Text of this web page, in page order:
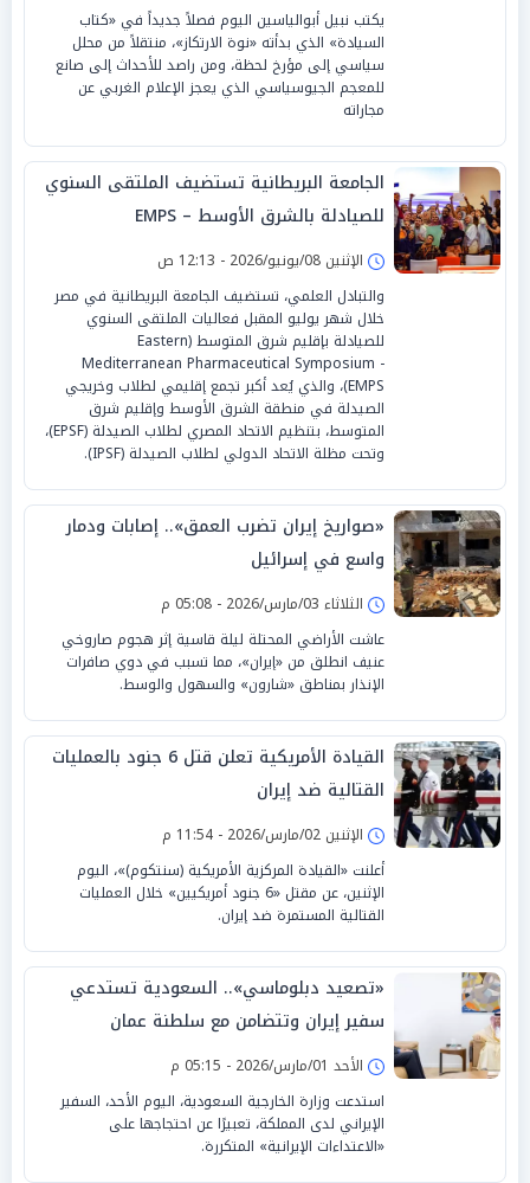
يكتب نبيل أبوالياسين اليوم فصلاً جديداً في «كتاب
السيادة» الذي بدأته «نوة الارتكاز»، منتقلاً من محلل
سياسي إلى مؤرخ لحظة، ومن راصد للأحداث إلى صانع
للمعجم الجيوسياسي الذي يعجز الإعلام الغربي عن
مجاراته
الجامعة البريطانية تستضيف الملتقى السنوي
للصيادلة بالشرق الأوسط – EMPS
الإثنين 08/يونيو/2026 - 12:13 ص
والتبادل العلمي، تستضيف الجامعة البريطانية في مصر
خلال شهر يوليو المقبل فعاليات الملتقى السنوي
للصيادلة بإقليم شرق المتوسط (Eastern
Mediterranean Pharmaceutical Symposium -
EMPS)، والذي يُعد أكبر تجمع إقليمي لطلاب وخريجي
الصيدلة في منطقة الشرق الأوسط وإقليم شرق
المتوسط، بتنظيم الاتحاد المصري لطلاب الصيدلة (EPSF)،
وتحت مظلة الاتحاد الدولي لطلاب الصيدلة (IPSF).
«صواريخ إيران تضرب العمق».. إصابات ودمار
واسع في إسرائيل
الثلاثاء 03/مارس/2026 - 05:08 م
عاشت الأراضي المحتلة ليلة قاسية إثر هجوم صاروخي
عنيف انطلق من «إيران»، مما تسبب في دوي صافرات
الإنذار بمناطق «شارون» والسهول والوسط.
القيادة الأمريكية تعلن قتل 6 جنود بالعمليات
القتالية ضد إيران
الإثنين 02/مارس/2026 - 11:54 م
أعلنت «القيادة المركزية الأمريكية (سنتكوم)»، اليوم
الإثنين، عن مقتل «6 جنود أمريكيين» خلال العمليات
القتالية المستمرة ضد إيران.
«تصعيد دبلوماسي».. السعودية تستدعي
سفير إيران وتتضامن مع سلطنة عمان
الأحد 01/مارس/2026 - 05:15 م
استدعت وزارة الخارجية السعودية، اليوم الأحد، السفير
الإيراني لدى المملكة، تعبيرًا عن احتجاجها على
«الاعتداءات الإيرانية» المتكررة.